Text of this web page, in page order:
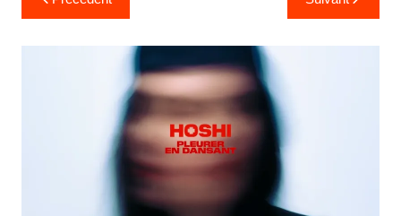
de
l’article